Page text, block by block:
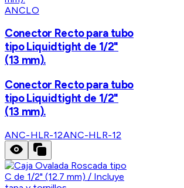
ANCLO
Conector Recto para tubo
tipo Liquidtight de 1/2"
(13 mm).
Conector Recto para tubo
tipo Liquidtight de 1/2"
(13 mm).
ANC-HLR-12ANC-HLR-12